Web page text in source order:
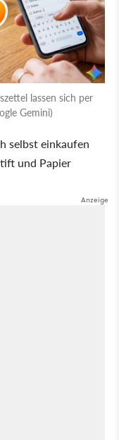
lassen sich per
Gemini)
selbst einkaufen
und Papier